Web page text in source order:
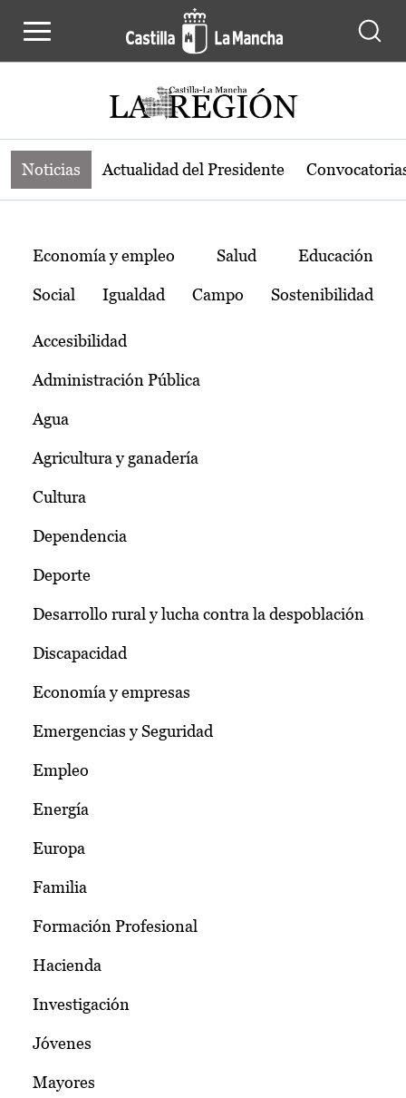
Noticias de la región de Castilla-La
Noticias Actualidad del Presidente
Temas
Economía y empleo Salud Educación
Social Igualdad Campo Sostenibilidad
Accesibilidad
Administración Pública
Agua
Agricultura y ganadería
Cultura
Dependencia
Deporte
Desarrollo rural y lucha contra la despoblación
Discapacidad
Economía y empresas
Emergencias y Seguridad
Empleo
Energía
Europa
Familia
Formación Profesional
Hacienda
Investigación
Jóvenes
Mayores